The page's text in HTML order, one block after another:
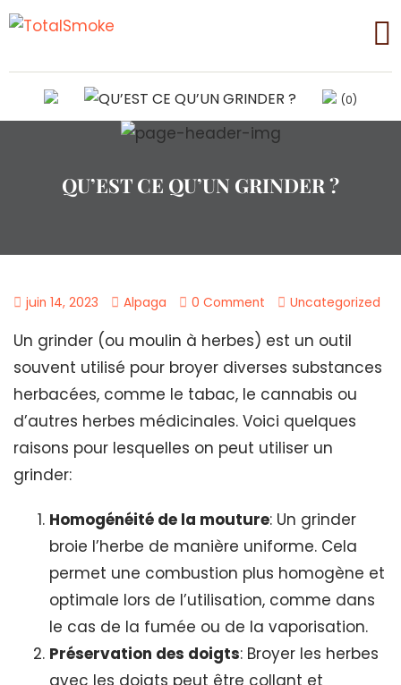
(0)
QU’EST CE QU’UN GRINDER ?
juin 14, 2023 Alpaga 0 Comment Uncategorized
Un grinder (ou moulin à herbes) est un outil
souvent utilisé pour broyer diverses substances
herbacées, comme le tabac, le cannabis ou
d’autres herbes médicinales. Voici quelques
raisons pour lesquelles on peut utiliser un
grinder:
Homogénéité de la mouture: Un grinder
broie l’herbe de manière uniforme. Cela
permet une combustion plus homogène et
optimale lors de l’utilisation, comme dans
le cas de la fumée ou de la vaporisation.
Préservation des doigts: Broyer les herbes